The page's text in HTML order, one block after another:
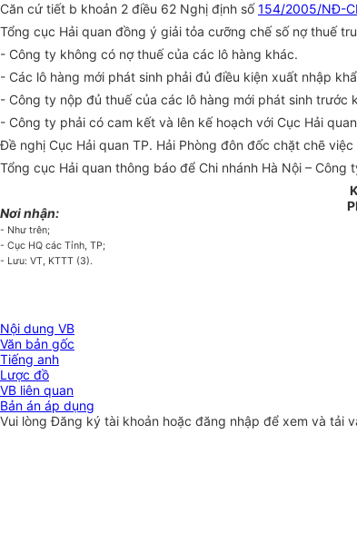
Căn cứ tiết b khoản 2 điều 62 Nghị định số154/2005/NĐ-
Tổng cục Hải quan đồng ý giải tỏa cưỡng chế số nợ thuế
- Công ty không có nợ thuế của các lô hàng khác.
- Các lô hàng mới phát sinh phải đủ điều kiện xuất nhập
- Công ty nộp đủ thuế của các lô hàng mới phát sinh trước
- Công ty phải có cam kết và lên kế hoạch với Cục Hải
Đề nghị Cục Hải quan TP. Hải Phòng đôn đốc chặt chẽ
Tổng cục Hải quan thông báo để Chi nhánh Hà Nội –
Nơi nhận:
- Như trên;
- Cục HQ các Tỉnh, TP;
- Lưu: VT, KTTT (3).
Nội dung VB
Văn bản gốc
Tiếng anh
Lược đồ
VB liên quan
Bản án áp dụng
Vui lòngĐăng ký tài khoản hoặc đăng nhập để xem và tải